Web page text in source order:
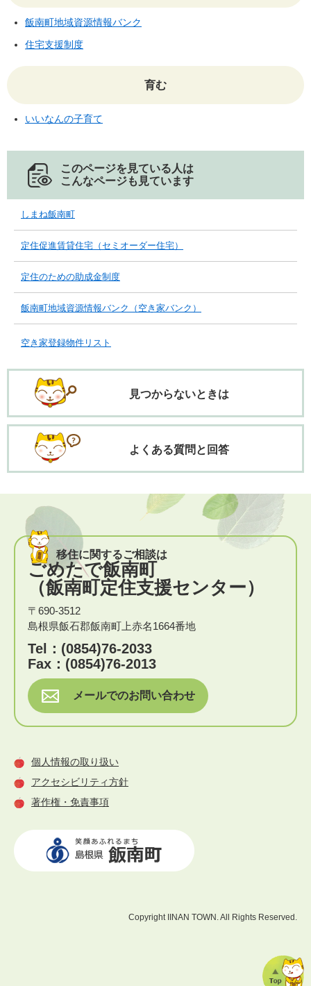
飯南町地域資源情報バンク
住宅支援制度
育む
いいなんの子育て
このページを見ている人は
こんなページも見ています
しまね飯南町
定住促進賃貸住宅（セミオーダー住宅）
定住のための助成金制度
飯南町地域資源情報バンク（空き家バンク）
空き家登録物件リスト
見つからないときは
よくある質問と回答
移住に関するご相談は
ごめたで飯南町
（飯南町定住支援センター）
〒690-3512
島根県飯石郡飯南町上赤名1664番地
Tel：(0854)76-2033
Fax：(0854)76-2013
メールでのお問い合わせ
個人情報の取り扱い
アクセシビリティ方針
著作権・免責事項
Copyright IINAN TOWN. All Rights Reserved.